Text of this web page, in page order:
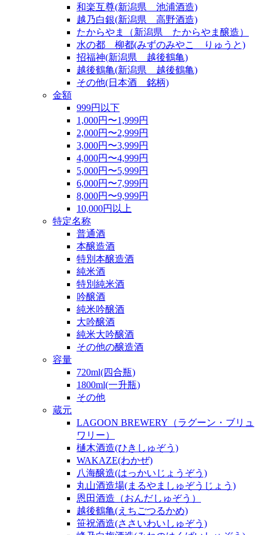
和楽互尊(新潟県 池浦酒造)
越乃白銀(新潟県 高野酒造)
たからやま（新潟県 たからやま醸造）
水の都 柳都(みずのみやこ りゅうと)
招福神(新潟県 越後鶴亀)
越後鶴亀(新潟県 越後鶴亀)
その他(日本酒 銘柄)
金額
999円以下
1,000円〜1,999円
2,000円〜2,999円
3,000円〜3,999円
4,000円〜4,999円
5,000円〜5,999円
6,000円〜7,999円
8,000円〜9,999円
10,000円以上
特定名称
普通酒
本醸造酒
特別本醸造酒
純米酒
特別純米酒
吟醸酒
純米吟醸酒
大吟醸酒
純米大吟醸酒
その他の醸造酒
容量
720ml(四合瓶)
1800ml(一升瓶)
その他
蔵元
LAGOON BREWERY（ラグーン・ブリュ
ワリー）
樋木酒造(ひきしゅぞう)
WAKAZE(わかぜ)
八海醸造(はっかいじょうぞう)
丸山酒造場(まるやましゅぞうじょう)
恩田酒造（おんだしゅぞう）
越後鶴亀(えちごつるかめ)
笹祝酒造(ささいわいしゅぞう)